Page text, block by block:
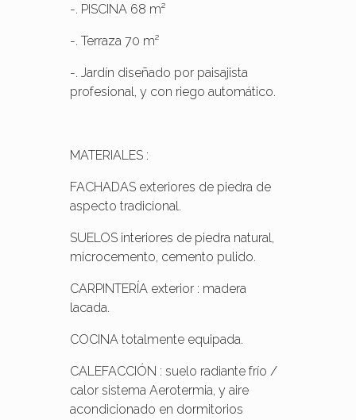
-. PISCINA 68 m²
-. Terraza 70 m²
-. Jardín diseñado por paisajista
profesional, y con riego automático.
MATERIALES :
FACHADAS exteriores de piedra de
aspecto tradicional.
SUELOS interiores de piedra natural,
microcemento, cemento pulido.
CARPINTERÍA exterior : madera
lacada.
COCINA totalmente equipada.
CALEFACCIÓN : suelo radiante frío /
calor sistema Aerotermia, y aire
acondicionado en dormitorios